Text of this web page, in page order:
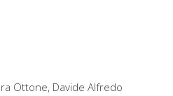
Ottone, Davide Alfredo